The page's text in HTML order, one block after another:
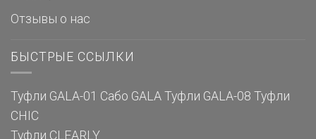
Отзывы о нас
БЫСТРЫЕ ССЫЛКИ
Туфли GALA-01 Сабо GALA Туфли GALA-08 Туфли
CHIC
Туфли CLEARLY